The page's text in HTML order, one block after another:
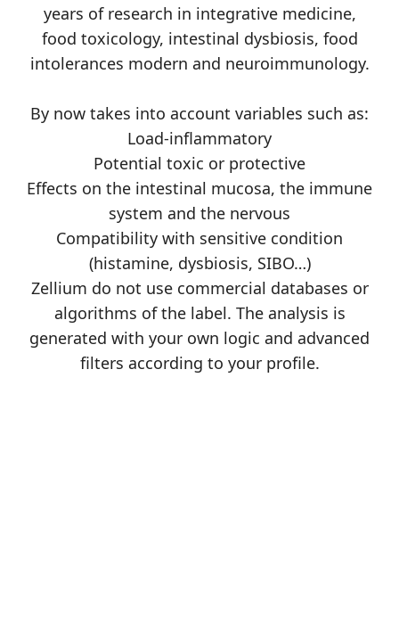
years of research in integrative medicine,
food toxicology, intestinal dysbiosis, food
intolerances modern and neuroimmunology.
By now takes into account variables such as:
Load-inflammatory
Potential toxic or protective
Effects on the intestinal mucosa, the immune
system and the nervous
Compatibility with sensitive condition
(histamine, dysbiosis, SIBO…)
Zellium do not use commercial databases or
algorithms of the label. The analysis is
generated with your own logic and advanced
filters according to your profile.